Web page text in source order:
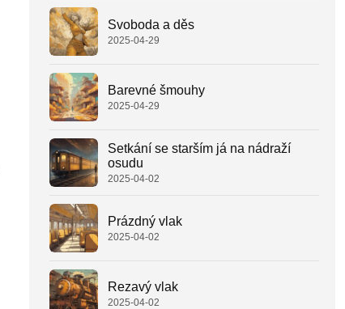
Svoboda a děs
2025-04-29
Barevné šmouhy
2025-04-29
Setkání se starším já na nádraží
osudu
2025-04-02
Prázdný vlak
2025-04-02
Rezavý vlak
2025-04-02